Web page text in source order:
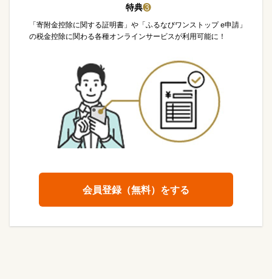
特典❸
「寄附金控除に関する証明書」や「ふるなびワンストップ e申請」
の税金控除に関わる各種オンラインサービスが利用可能に！
会員登録（無料）をする